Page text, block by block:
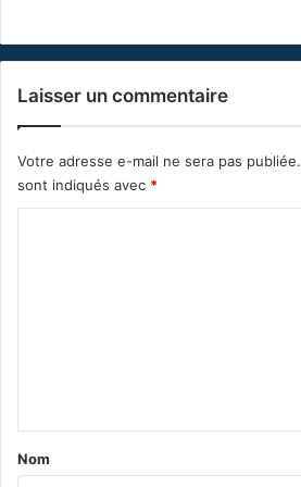
Laisser un commentaire
Votre adresse e-mail ne sera pas publiée.
sont indiqués avec *
a
Nom